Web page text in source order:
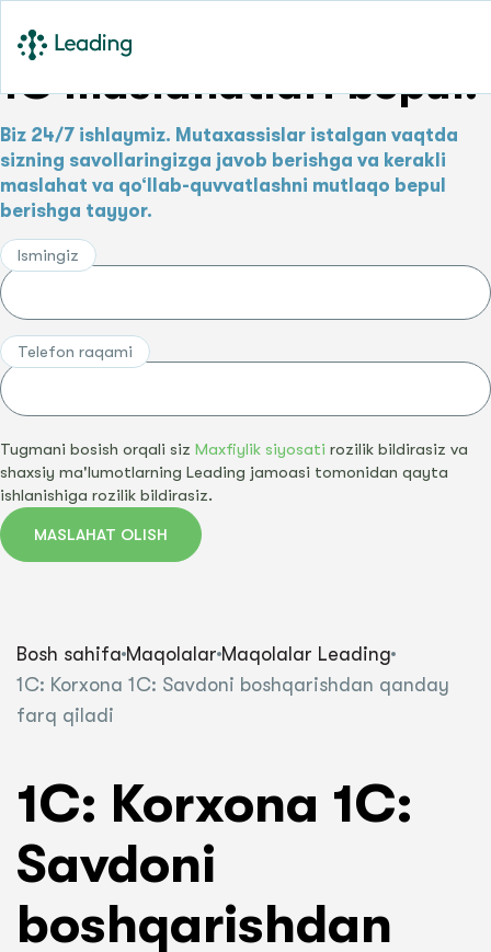
1C maslahatlari bepul!
Biz 24/7 ishlaymiz. Mutaxassislar istalgan vaqtda
sizning savollaringizga javob berishga va kerakli
maslahat va qo‘llab-quvvatlashni mutlaqo bepul
berishga tayyor.
Ismingiz
Telefon raqami
Tugmani bosish orqali siz Maxfiylik siyosati rozilik bildirasiz va
shaxsiy ma'lumotlarning Leading jamoasi tomonidan qayta
ishlanishiga rozilik bildirasiz.
MASLAHAT OLISH
Bosh sahifa Maqolalar Maqolalar Leading
1C: Korxona 1C: Savdoni boshqarishdan qanday
farq qiladi
1C: Korxona 1C:
Savdoni
boshqarishdan